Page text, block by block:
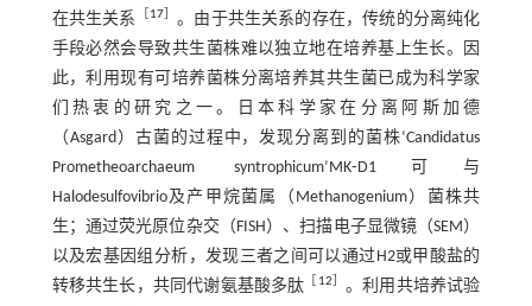
在共生关系
17］ 。由于共生关系的存在，传统的分离纯化
手段必然会导致共生菌株难以独立地在培养基上生长。因
此，利用现有可培养菌株分离培养其共生菌已成为科学家
们热衷的研究之一。日本科学家在分离阿斯加德
（Asgard）古菌的过程中，发现分离到的菌株‘Candidatus
Prometheoarchaeum syntrophicum’MK⁃D1可与
Halodesulfovibrio及产甲烷菌属（Methanogenium）菌株共
生；通过荧光原位杂交（FISH）、扫描电子显微镜（SEM）
以及宏基因组分析，发现三者之间可以通过H2或甲酸盐的
转移共生长，共同代谢氨基酸多肽
12 。利用共培养试验